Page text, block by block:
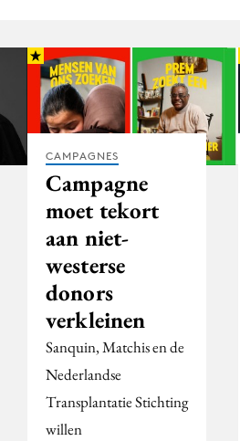
CAMPAGNES
Campagne
moet tekort
aan niet-
westerse
donors
verkleinen
Sanquin, Matchis en de
Nederlandse
Transplantatie Stichting
willen